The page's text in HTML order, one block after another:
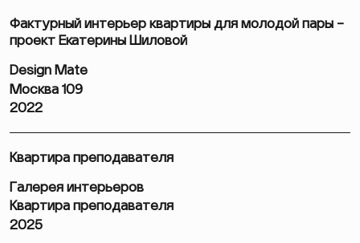
Фактурный интерьер квартиры для молодой пары –
проект Екатерины Шиловой
Design Mate
Москва 109
2022
Квартира преподавателя
Галерея интерьеров
Квартира преподавателя
2025